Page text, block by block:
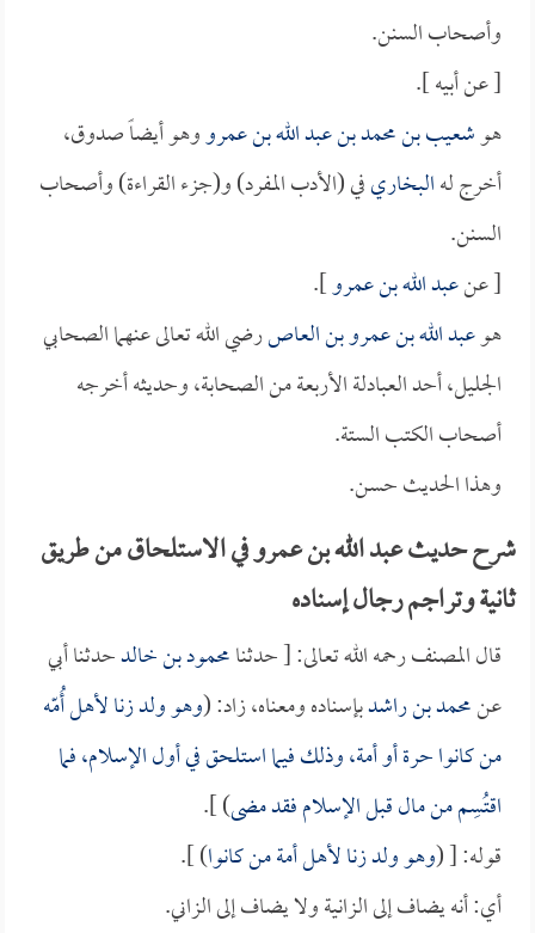
وأصحاب السنن.
[ عن أبيه ].
هوشعيب بن محمد بن عبد الله بن عمرووهو أيضاً صدوق،
أخرج لهالبخاريفي (الأدب المفرد) و(جزء القراءة) وأصحاب
السنن.
[ عنعبد الله بن عمرو].
هوعبد الله بن عمرو بن العاصرضي الله تعالى عنهما الصحابي
الجليل، أحد العبادلة الأربعة من الصحابة، وحديثه أخرجه
أصحاب الكتب الستة.
وهذا الحديث حسن.
شرح حديث عبد الله بن عمرو في الاستلحاق من طريق
ثانية وتراجم رجال إسناده
قال المصنف رحمه الله تعالى: [ حدثنامحمود بن خالدحدثنا أبي
عنمحمد بن راشدبإسناده ومعناه، زاد: (وهو ولد زنا لأهل أُمّه
من كانوا حرة أو أمة، وذلك فيما استلحق في أول الإسلام، فما
اقتُسِم من مال قبل الإسلام فقد مضى) ].
قوله: [ (وهو ولد زنا لأهل أمة من كانوا) ].
أي: أنه يضاف إلى الزانية ولا يضاف إلى الزاني.